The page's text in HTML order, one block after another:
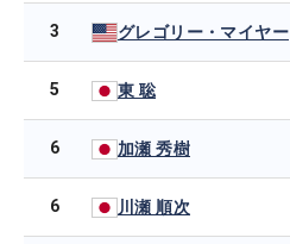
3 グレゴリー・マイヤー
5 東 聡
6 加瀬 秀樹
6 川瀬 順次